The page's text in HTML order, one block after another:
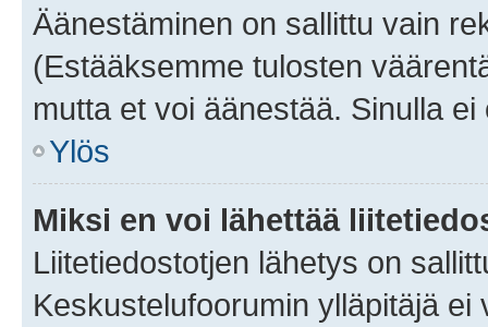
Äänestäminen on sallittu vain
(Estääksemme tulosten
mutta et voi äänestää. Sinulla
Ylös
Miksi en voi lähettää
Liitetiedostotjen lähetys on
Keskustelufoorumin ylläpitäjä